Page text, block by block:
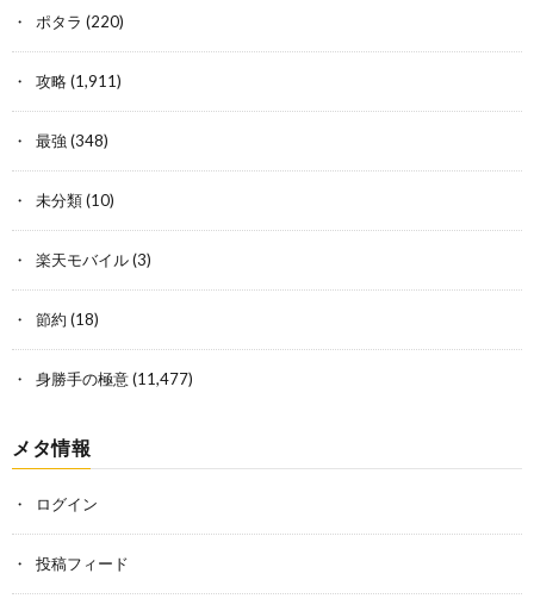
ポタラ (220)
攻略(1,911)
最強 (348)
未分類(10)
楽天モバイル(3)
節約 (18)
身勝手の極意(11,477)
メタ情報
ログイン
投稿フィード